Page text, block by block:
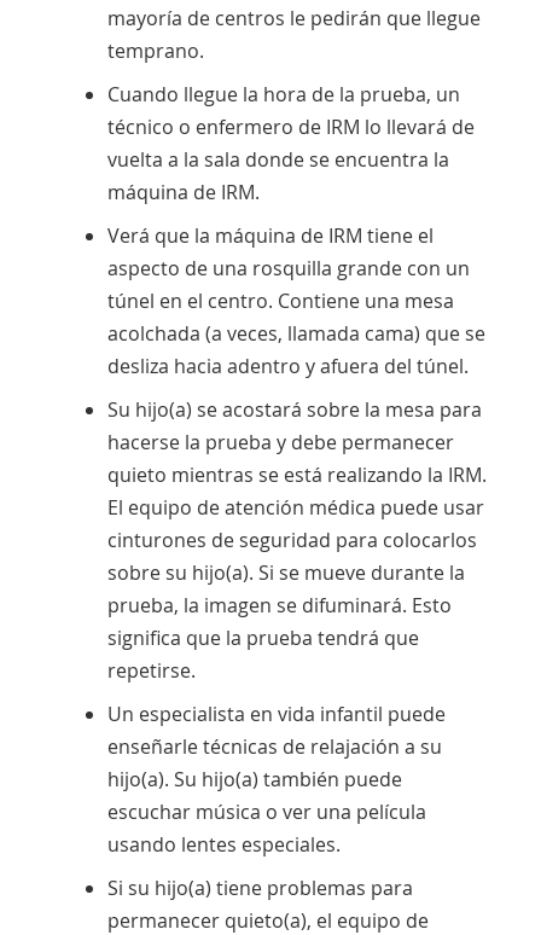
mayoría de centros le pedirán que llegue
temprano.
Cuando llegue la hora de la prueba, un
técnico o enfermero de IRM lo llevará de
vuelta a la sala donde se encuentra la
máquina de IRM.
Verá que la máquina de IRM tiene el
aspecto de una rosquilla grande con un
túnel en el centro. Contiene una mesa
acolchada (a veces, llamada cama) que se
desliza hacia adentro y afuera del túnel.
Su hijo(a) se acostará sobre la mesa para
hacerse la prueba y debe permanecer
quieto mientras se está realizando la IRM.
El equipo de atención médica puede usar
cinturones de seguridad para colocarlos
sobre su hijo(a). Si se mueve durante la
prueba, la imagen se difuminará. Esto
significa que la prueba tendrá que
repetirse.
Un especialista en vida infantil puede
enseñarle técnicas de relajación a su
hijo(a). Su hijo(a) también puede
escuchar música o ver una película
usando lentes especiales.
Si su hijo(a) tiene problemas para
permanecer quieto(a), el equipo de